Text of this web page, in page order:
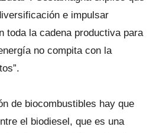
e impulsar
toda la cadena productiva para
no compita con la
de biocombustibles hay que
el biodiesel, que es una